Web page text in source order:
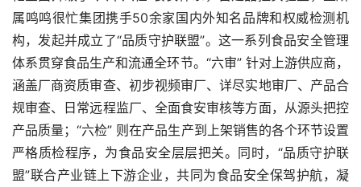
属鸣鸣很忙集团携手50余家国内外知名品牌和权威检测机
构，发起并成立了“品质守护联盟”。这一系列食品安全管理
体系贯穿食品生产和流通全环节。“六审” 针对上游供应商，
涵盖厂商资质审查、初步视频审厂、详尽实地审厂、产品合
规审查、日常远程监厂、全面食安审核等方面，从源头把控
产品质量；“六检” 则在产品生产到上架销售的各个环节设置
严格质检程序，为食品安全层层把关。同时，“品质守护联
盟”联合产业链上下游企业，共同为食品安全保驾护航，凝